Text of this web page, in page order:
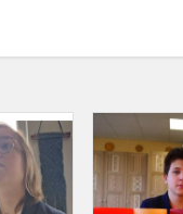
Sveikiname
Lietuvos
mokinių
technologijų